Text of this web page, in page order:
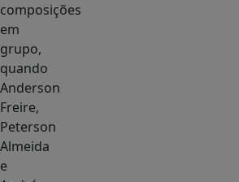
composições
em
grupo,
quando
Anderson
Freire,
Peterson
Almeida
e